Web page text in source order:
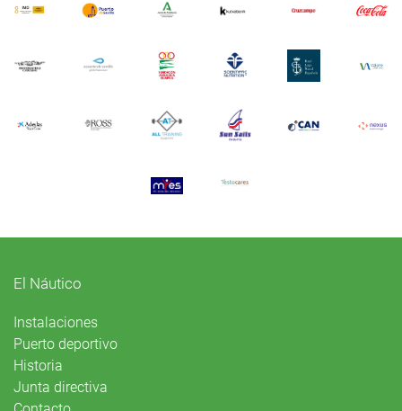
El Náutico
Instalaciones
Puerto deportivo
Historia
Junta directiva